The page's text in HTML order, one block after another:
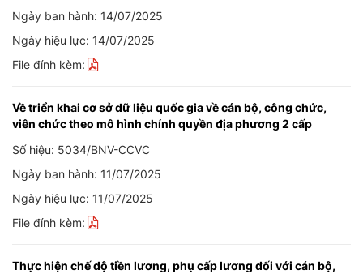
Ngày ban hành: 14/07/2025
Ngày hiệu lực: 14/07/2025
File đính kèm:
Về triển khai cơ sở dữ liệu quốc gia về cán bộ, công chức,
viên chức theo mô hình chính quyền địa phương 2 cấp
Số hiệu: 5034/BNV-CCVC
Ngày ban hành: 11/07/2025
Ngày hiệu lực: 11/07/2025
File đính kèm:
Thực hiện chế độ tiền lương, phụ cấp lương đối với cán bộ,